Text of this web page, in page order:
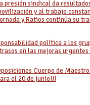
presión sindical da
y al trabajo
y Ratios continúa su
política a los
en las mejoras urgentes
Cuerpo de
el 20 de junio!!!